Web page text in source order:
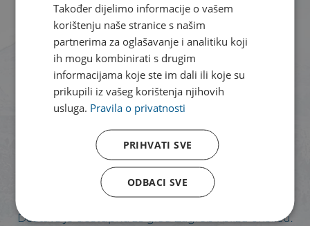
Našem webshopu možete
pristupiti putem Cetina aplikacije.
Dostava je dostupna za grad Zagreb i bližu okolicu.
Također dijelimo informacije o vašem
korištenju naše stranice s našim
partnerima za oglašavanje i analitiku koji
ih mogu kombinirati s drugim
informacijama koje ste im dali ili koje su
prikupili iz vašeg korištenja njihovih
usluga. Pravila o privatnosti
PRIHVATI SVE
ODBACI SVE